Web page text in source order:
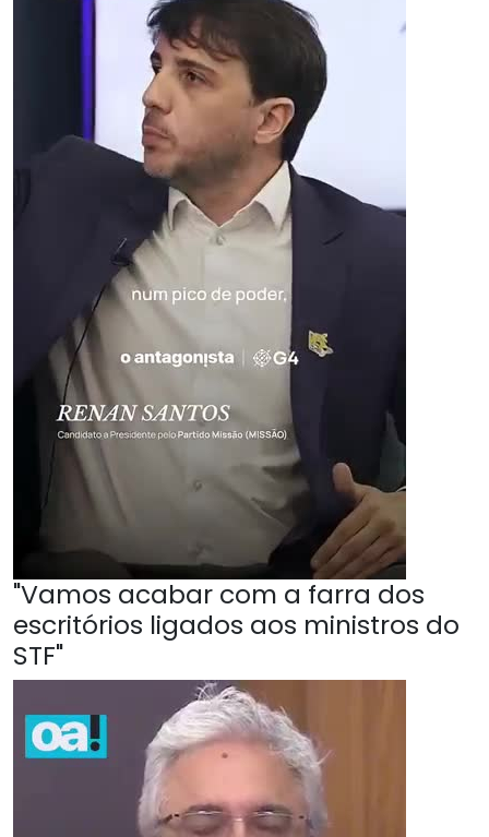
"Vamos acabar com a farra dos
escritórios ligados aos ministros do
STF"